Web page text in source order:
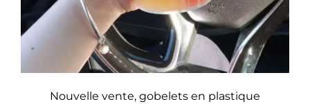
Nouvelle vente, gobelets en plastique